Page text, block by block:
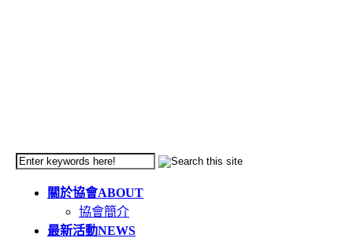
關於協會ABOUT
協會簡介
最新活動NEWS